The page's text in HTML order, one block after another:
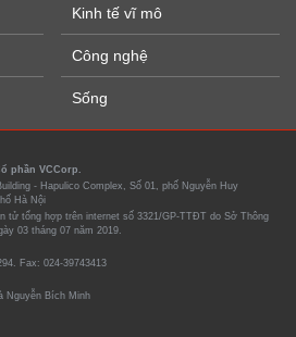
Kinh tế vĩ mô
Công nghệ
Sống
phần VCCorp.
- Hapulico Complex, Số 01, phố Nguyễn Huy
Hà Nội
tử tổng hợp trên internet số 3321/GP-TTĐT do Sở Thông
03 tháng 07 năm 2019.
Fax: 024-39743413
Nguyễn Bích Minh